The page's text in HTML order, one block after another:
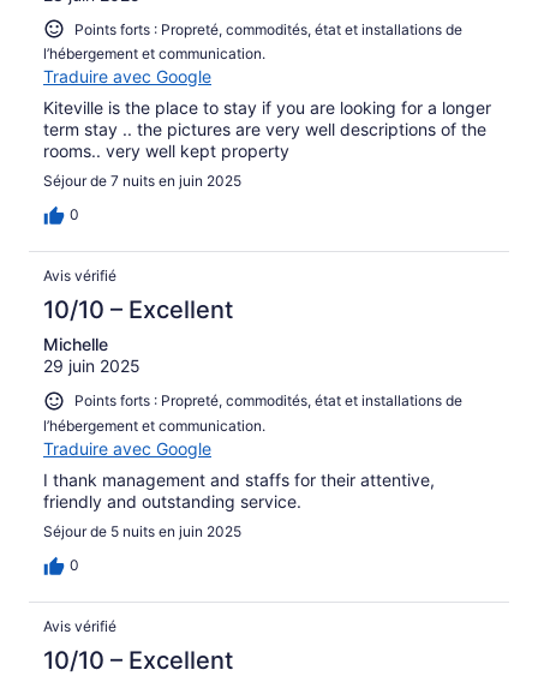
Points forts : Propreté, commodités, état et installations de
l’hébergement et communication.
Traduire avec Google
Kiteville is the place to stay if you are looking for a longer
term stay .. the pictures are very well descriptions of the
rooms.. very well kept property
Séjour de 7 nuits en juin 2025
0
Avis vérifié
10/10 – Excellent
Michelle
29 juin 2025
Points forts : Propreté, commodités, état et installations de
l’hébergement et communication.
Traduire avec Google
I thank management and staffs for their attentive,
friendly and outstanding service.
Séjour de 5 nuits en juin 2025
0
Avis vérifié
10/10 – Excellent